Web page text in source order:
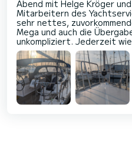
Abend mit Helge Kröger
Mitarbeitern des
sehr nettes,
Mega und auch die
unkompliziert. Jederzeit